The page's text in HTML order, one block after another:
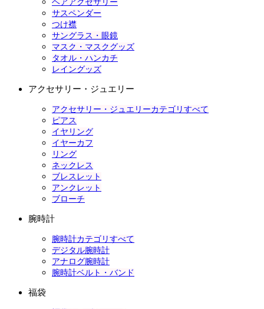
ヘアアクセサリー
サスペンダー
つけ襟
サングラス・眼鏡
マスク・マスクグッズ
タオル・ハンカチ
レイングッズ
アクセサリー・ジュエリー
アクセサリー・ジュエリーカテゴリすべて
ピアス
イヤリング
イヤーカフ
リング
ネックレス
ブレスレット
アンクレット
ブローチ
腕時計
腕時計カテゴリすべて
デジタル腕時計
アナログ腕時計
腕時計ベルト・バンド
福袋